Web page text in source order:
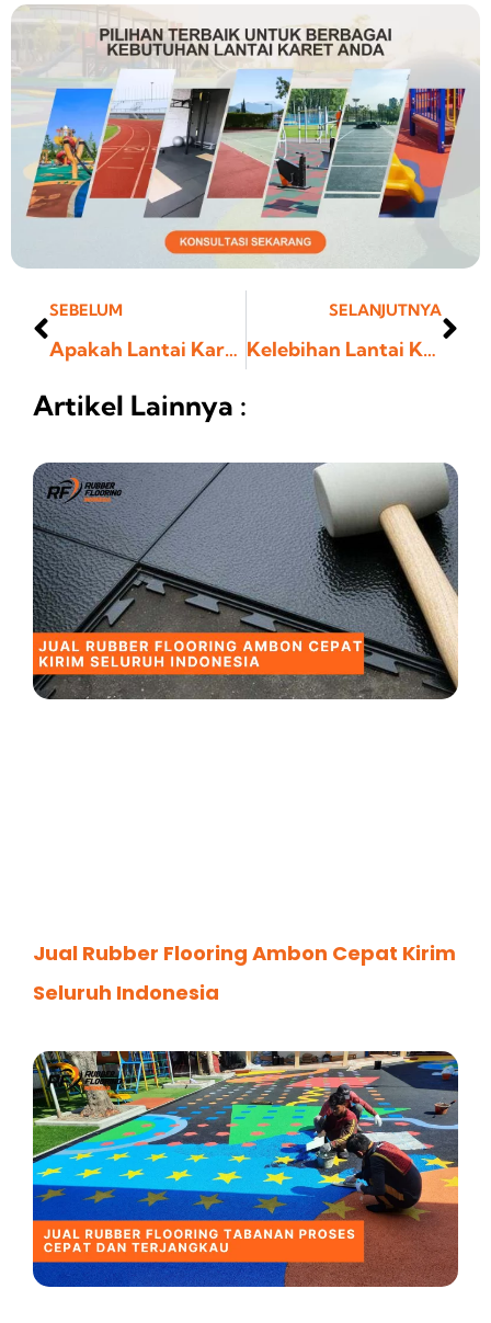
Prev
SEBELUM
Apakah Lantai Karet Bagus Untuk Kamar Mandi? Lihat lengkapnya
SELANJUTNYA
Kelebihan Lantai Karet Untuk Kamar Mandi, Aman dan Nyaman
Artikel Lainnya :
Jual Rubber Flooring Ambon Cepat Kirim
Seluruh Indonesia